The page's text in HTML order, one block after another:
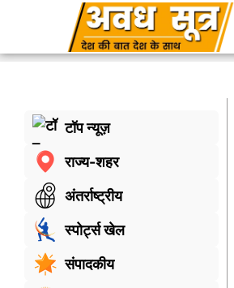
टॉप न्यूज़
राज्य-शहर
अंतर्राष्ट्रीय
स्पोर्ट्स खेल
संपादकीय